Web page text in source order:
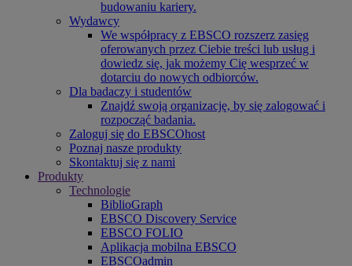
budowaniu kariery.
Wydawcy
We współpracy z EBSCO rozszerz zasięg
oferowanych przez Ciebie treści lub usług i
dowiedz się, jak możemy Cię wesprzeć w
dotarciu do nowych odbiorców.
Dla badaczy i studentów
Znajdź swoją organizację, by się zalogować i
rozpocząć badania.
Zaloguj się do EBSCOhost
Poznaj nasze produkty
Skontaktuj się z nami
Produkty
Technologie
BiblioGraph
EBSCO Discovery Service
EBSCO FOLIO
Aplikacja mobilna EBSCO
EBSCOadmin